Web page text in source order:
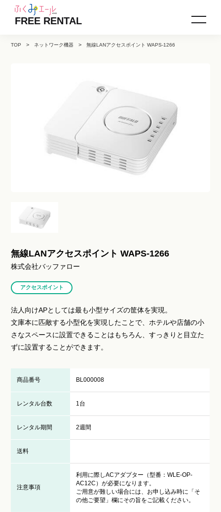
FREE RENTAL
TOP ネットワーク機器 無線LANアクセスポイント WAPS-1266
無線LANアクセスポイント WAPS-1266
株式会社バッファロー
アクセスポイント
法人向けAPとしては最も小型サイズの筐体を実現。
文庫本に匹敵する小型化を実現したことで、ホテルや店舗の小
さなスペースに設置できることはもちろん、すっきりと目立た
ずに設置することができます。
商品番号 BL000008
レンタル台数 1台
レンタル期間 2週間
送料
注意事項
利用に際しACアダプター（型番：WLE-OP-
AC12C）が必要になります。
ご用意が難しい場合には、お申し込み時に「そ
の他ご要望」欄にその旨をご記載ください。